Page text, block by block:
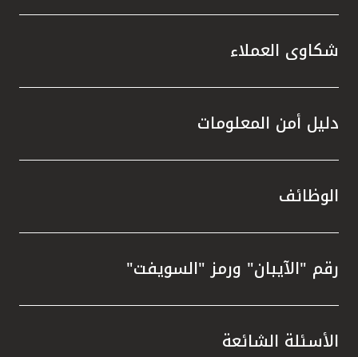
شكاوى العملاء
دليل أمن المعلومات
الوظائف
رقم "الآيبان" ورمز "السويفت"
الأسئلة الشائعة